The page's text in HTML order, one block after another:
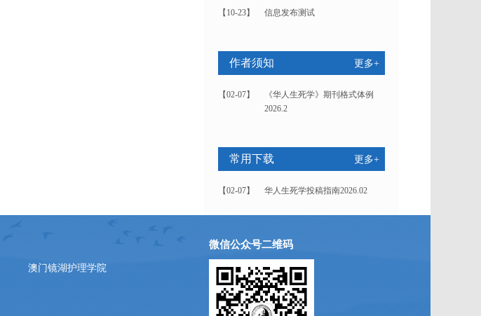
【10-23】 信息发布测试
作者须知 更多+
【02-07】
《华人生死学》期刊格式体例
2026.2
常用下载 更多+
【02-07】 华人生死学投稿指南2026.02
澳门镜湖护理学院
微信公众号二维码